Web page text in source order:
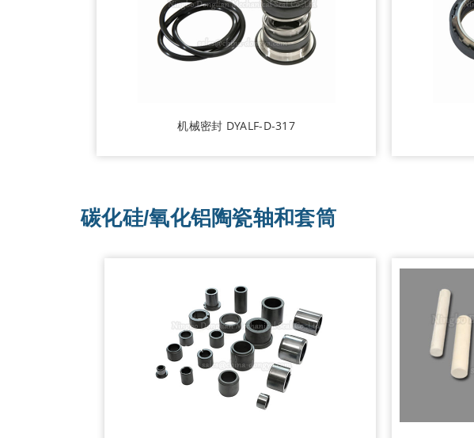
机械密封 DYALF-D-317
碳化硅/氧化铝陶瓷轴和套筒